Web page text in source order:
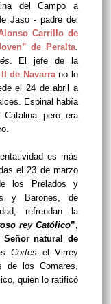
del Campo a
Jaso - padre del
Carrillo de
de Peralta.
. El jefe de la
de Navarra no lo
el 24 de abril a
Espinal había
pero era
es más
el 23 de marzo
los Prelados y
y Barones, de
refrendan la
rey Católico”,
natural de
Cortes el Virrey
de los Comares,
quien lo ratificó